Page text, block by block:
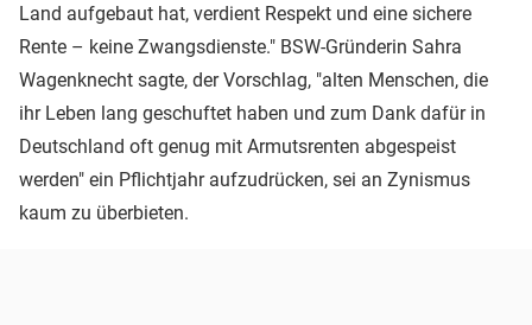
Land aufgebaut hat, verdient Respekt und eine sichere
Rente – keine Zwangsdienste." BSW-Gründerin Sahra
Wagenknecht sagte, der Vorschlag, "alten Menschen, die
ihr Leben lang geschuftet haben und zum Dank dafür in
Deutschland oft genug mit Armutsrenten abgespeist
werden" ein Pflichtjahr aufzudrücken, sei an Zynismus
kaum zu überbieten.